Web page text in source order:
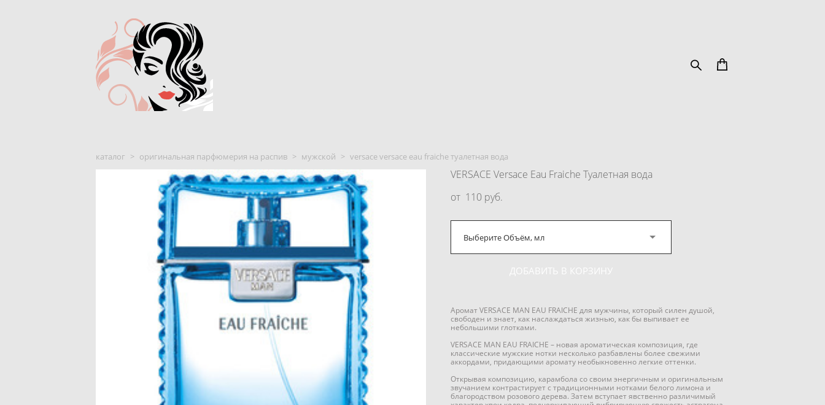
каталог > оригинальная парфюмерия на распив > мужской > versace versace eau fraiche туалетная вода
VERSACE Versace Eau Fraiche Туалетная вода
от 110 pуб.
Выберите Объём, мл
ДОБАВИТЬ В КОРЗИНУ
Аромат VERSACE MAN EAU FRAICHE для мужчины, который силен душой,
свободен и знает, как наслаждаться жизнью, как бы выпивает ее
небольшими глотками.
VERSACE MAN EAU FRAICHE – новая ароматическая композиция, где
классические мужские нотки несколько разбавлены более свежими
аккордами, придающими аромату необыкновенно легкие оттенки.
Открывая композицию, карамбола со своим энергичным и оригинальным
звучанием контрастирует с традиционными нотками белого лимона и
благородством розового дерева. Затем вступает явственно различимый